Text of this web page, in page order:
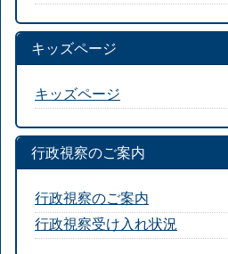
キッズページ
キッズページ
行政視察のご案内
行政視察のご案内
行政視察受け入れ状況